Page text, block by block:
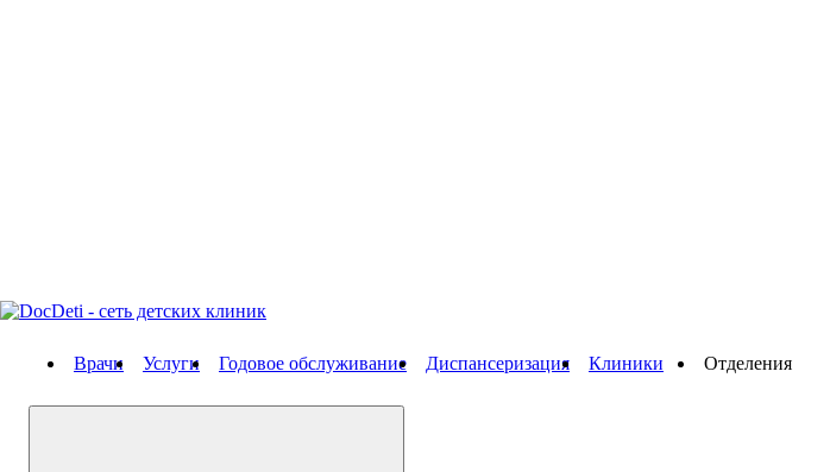
Врачи Услуги Годовое обслуживание Диспансеризация Клиники Отделения